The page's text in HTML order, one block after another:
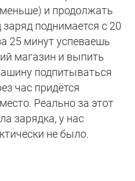
и продолжать
заряд поднимается с 20
25 минут успеваешь
магазин и выпить
подпитываться
час придётся
Реально за этот
зарядка, у нас
не было.